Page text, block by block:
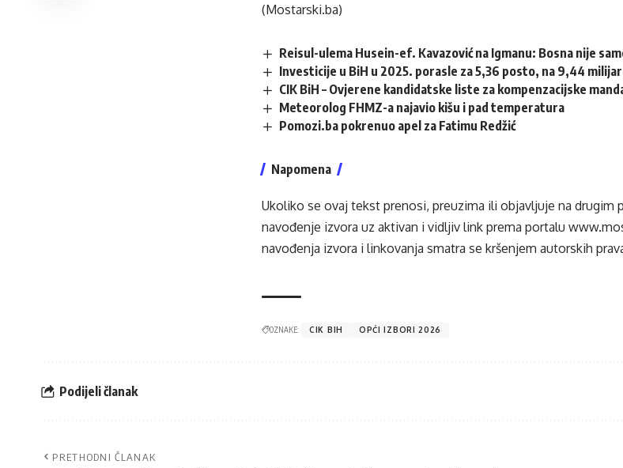
(Mostarski.ba)
Reisul-ulema Husein-ef. Kavazović na Igmanu: Bosna nije
Investicije u BiH u 2025. porasle za 5,36 posto, na 9,44
CIK BiH – Ovjerene kandidatske liste za kompenzacijske
Meteorolog FHMZ-a najavio kišu i pad temperatura
Pomozi.ba pokrenuo apel za Fatimu Redžić
Napomena
Ukoliko se ovaj tekst prenosi, preuzima ili objavljuje na drugim
navođenje izvora uz aktivan i vidljiv link prema portalu
navođenja izvora i linkovanja smatra se kršenjem autorskih
OZNAKE: CIK BIH OPĆI IZBORI 2026
Podijeli članak
PRETHODNI ČLANAK